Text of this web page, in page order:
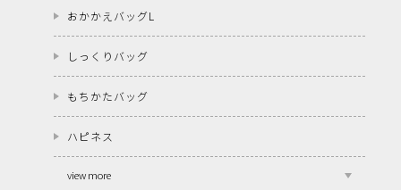
おかかえバッグL
しっくりバッグ
もちかたバッグ
ハピネス
view more